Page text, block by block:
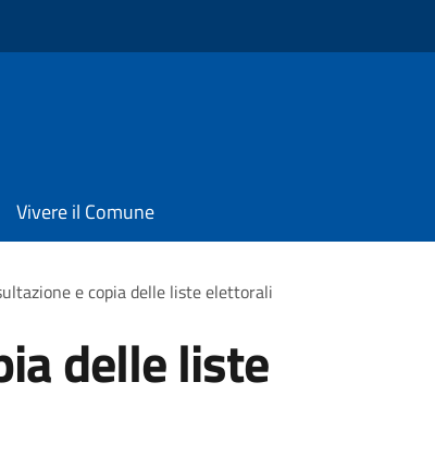
Vivere il Comune
e copia delle liste elettorali
delle liste